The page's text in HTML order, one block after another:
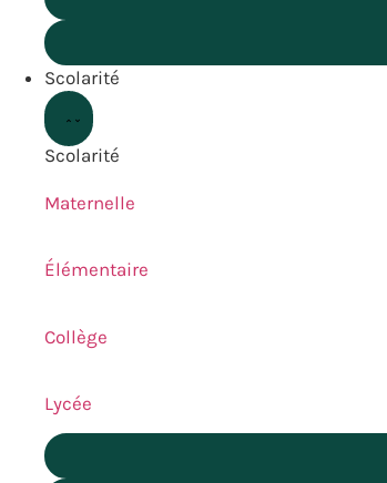
Scolarité
Scolarité
Maternelle
Élémentaire
Collège
Lycée